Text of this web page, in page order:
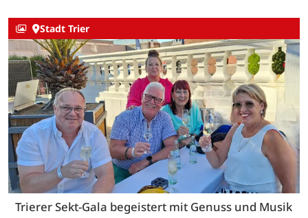
Stadt Trier
Trierer Sekt-Gala begeistert mit Genuss und Musik